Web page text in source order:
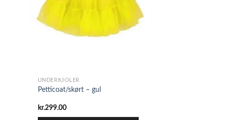
UNDERKJOLER
Petticoat/skørt – gul
kr.299.00